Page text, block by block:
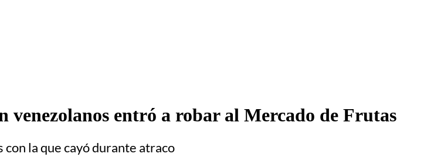
entró a robar al Mercado de Frutas
la que cayó durante atraco